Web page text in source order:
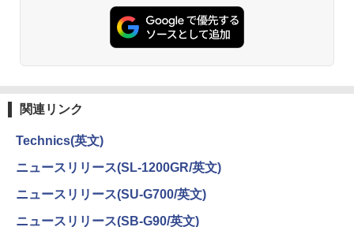
関連リンク
Technics(英文)
ニュースリリース(SL-1200GR/英文)
ニュースリリース(SU-G700/英文)
ニュースリリース(SB-G90/英文)